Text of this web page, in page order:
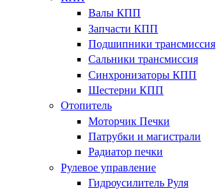
Валы КПП
Запчасти КПП
Подшипники трансмиссия
Сальники трансмиссия
Синхронизаторы КПП
Шестерни КПП
Отопитель
Моторчик Печки
Патрубки и магистрали
Радиатор печки
Рулевое управление
Гидроусилитель Руля